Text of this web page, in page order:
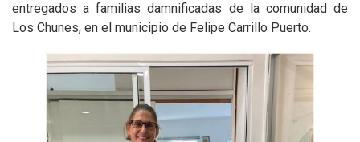
entregados a familias damnificadas de la comunidad de
Los Chunes, en el municipio de Felipe Carrillo Puerto.